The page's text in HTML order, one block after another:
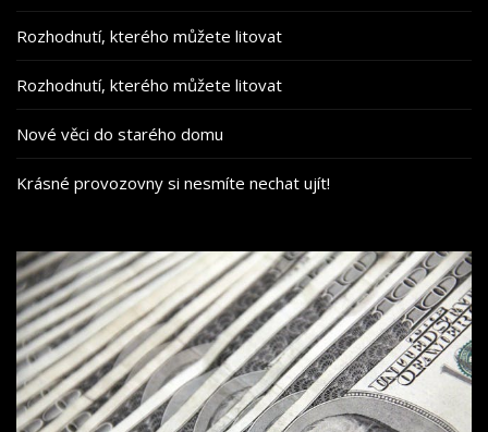
Rozhodnutí, kterého můžete litovat
Rozhodnutí, kterého můžete litovat
Nové věci do starého domu
Krásné provozovny si nesmíte nechat ujít!